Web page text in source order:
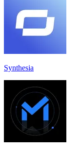
Synthesia